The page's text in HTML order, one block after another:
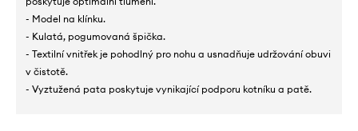
- Model na klínku.
- Kulatá, pogumovaná špička.
- Textilní vnitřek je pohodlný pro nohu a usnadňuje udržování obuvi
v čistotě.
- Vyztužená pata poskytuje vynikající podporu kotníku a patě.